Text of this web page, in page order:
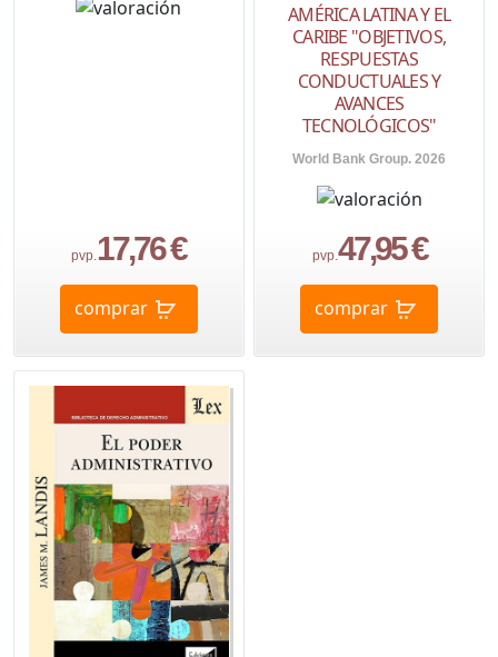
pvp.17,76 €
comprar
AMÉRICA LATINA Y EL
CARIBE "OBJETIVOS,
RESPUESTAS
CONDUCTUALES Y
AVANCES
TECNOLÓGICOS"
World Bank Group. 2026
pvp.47,95 €
comprar